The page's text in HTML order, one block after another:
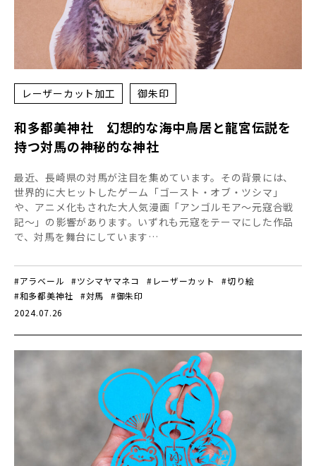
レーザーカット加工 御朱印
和多都美神社 幻想的な海中鳥居と龍宮伝説を
持つ対馬の神秘的な神社
最近、長崎県の対馬が注目を集めています。その背景には、
世界的に大ヒットしたゲーム「ゴースト・オブ・ツシマ」
や、アニメ化もされた大人気漫画「アンゴルモア～元寇合戦
記～」の影響があります。いずれも元寇をテーマにした作品
で、対馬を舞台にしています…
#アラベール #ツシマヤマネコ #レーザーカット
#切り絵
#和多都美神社
#対馬
#御朱印
2024.07.26